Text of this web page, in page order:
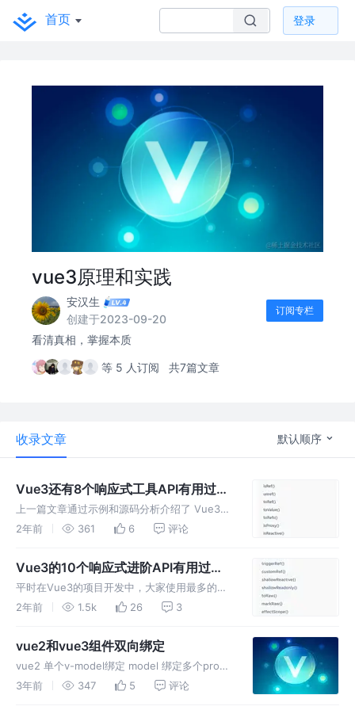
首页 登录
vue3原理和实践
安汉生
创建于2023-09-20
订阅专栏
看清真相，掌握本质
等 5 人订阅 共7篇文章
收录文章 默认顺序
Vue3还有8个响应式工具API有用过
吗？
上一篇文章通过示例和源码分析介绍了 Vue3的
10个响应式进阶API，这篇文章继续通过示例和
API： 1、isRef() 检查某个值是否为 ref。返回
2年前 361 6 评论
Vue3的10个响应式进阶API有用过
吗？
平时在Vue3的项目开发中，大家使用最多的是
响应式核心API： 此外，Vue3还提供了10个响
下面介绍一下这些API的用途，对它们的源码做
2年前 1.5k 26 3
vue2和vue3组件双向绑定
vue2 单个v-model绑定 model 绑定多个prop
.sync修饰符 .sync 合并绑定 修改一下父组件代
3年前 347 5 评论